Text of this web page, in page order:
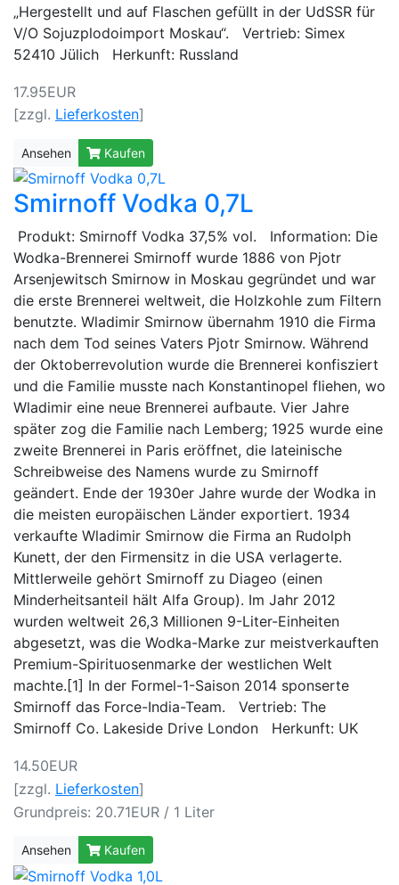
„Hergestellt und auf Flaschen gefüllt in der UdSSR für
V/O Sojuzplodoimport Moskau“. Vertrieb: Simex
52410 Jülich Herkunft: Russland
17.95EUR
[zzgl. Lieferkosten]
Ansehen Kaufen
Smirnoff Vodka 0,7L
Produkt: Smirnoff Vodka 37,5% vol. Information: Die
Wodka-Brennerei Smirnoff wurde 1886 von Pjotr
Arsenjewitsch Smirnow in Moskau gegründet und war
die erste Brennerei weltweit, die Holzkohle zum Filtern
benutzte. Wladimir Smirnow übernahm 1910 die Firma
nach dem Tod seines Vaters Pjotr Smirnow. Während
der Oktoberrevolution wurde die Brennerei konfisziert
und die Familie musste nach Konstantinopel fliehen, wo
Wladimir eine neue Brennerei aufbaute. Vier Jahre
später zog die Familie nach Lemberg; 1925 wurde eine
zweite Brennerei in Paris eröffnet, die lateinische
Schreibweise des Namens wurde zu Smirnoff
geändert. Ende der 1930er Jahre wurde der Wodka in
die meisten europäischen Länder exportiert. 1934
verkaufte Wladimir Smirnow die Firma an Rudolph
Kunett, der den Firmensitz in die USA verlagerte.
Mittlerweile gehört Smirnoff zu Diageo (einen
Minderheitsanteil hält Alfa Group). Im Jahr 2012
wurden weltweit 26,3 Millionen 9-Liter-Einheiten
abgesetzt, was die Wodka-Marke zur meistverkauften
Premium-Spirituosenmarke der westlichen Welt
machte.[1] In der Formel-1-Saison 2014 sponserte
Smirnoff das Force-India-Team. Vertrieb: The
Smirnoff Co. Lakeside Drive London Herkunft: UK
14.50EUR
[zzgl. Lieferkosten]
Grundpreis: 20.71EUR / 1 Liter
Ansehen Kaufen